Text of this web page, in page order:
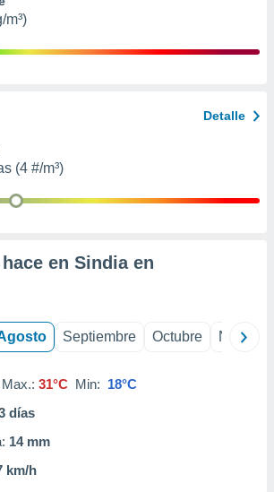
m³)
Detalle
(4 #/m³)
en Sindia en
Septiembre Octubre
Max.: 31°C Min: 18°C
días
14 mm
km/h